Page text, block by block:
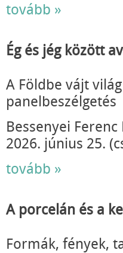
tovább »
Ég és jég között
A Földbe vájt
panelbeszélgetés
Bessenyei
2026. június 25.
tovább »
A porcelán és a
Formák, fények,